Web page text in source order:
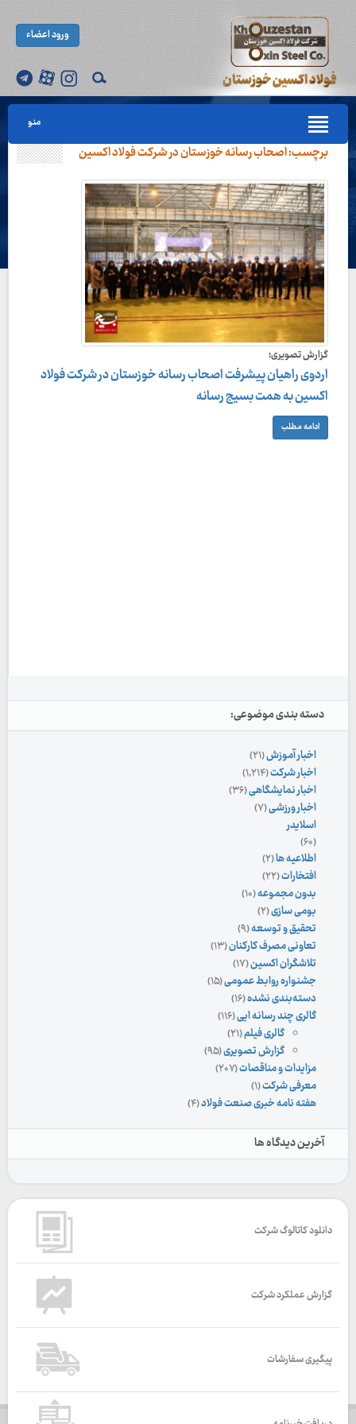
ورود اعضاء
منو
برچسب:اصحاب رسانه خوزستان در شرکت فولاد اکسین
گزارش تصویری؛
اردوی راهیان پیشرفت اصحاب رسانه خوزستان در شرکت فولاد
اکسین به همت بسیج رسانه
ادامه مطلب
دسته بندی موضوعی:
اخبار آموزش(۲۱)
اخبار شرکت(۱,۲۱۴)
اخبار نمایشگاهی(۳۶)
اخبار ورزشی(۷)
اسلایدر
(۶۰)
اطلاعیه ها(۲)
افتخارات(۲۲)
بدون مجموعه(۱۰)
بومی سازی(۲)
تحقیق و توسعه(۹)
تعاونی مصرف کارکنان(۱۳)
تلاشگران اکسین(۱۷)
جشنواره روابط عمومی(۱۵)
دسته‌بندی نشده(۱۶)
گالری چند رسانه ایی(۱۱۶)
گالری فیلم(۲۱)
گزارش تصویری(۹۵)
مزایدات و مناقصات(۲۰۷)
معرفی شرکت(۱)
هفته نامه خبری صنعت فولاد(۴)
آخرین دیدگاه ها
دانلود کاتالوگ شرکت
گزارش عملکرد شرکت
پیگیری سفارشات